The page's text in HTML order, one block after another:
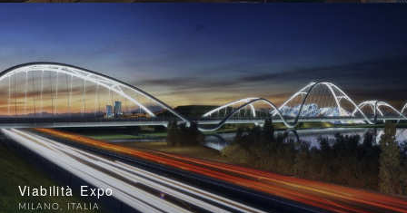
Viabilità Expo
MILANO, ITALIA